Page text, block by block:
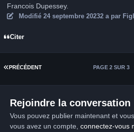
Francois Dupessey.
Modifié 24 septembre 20232 apar
Citer
PREMIÈRE PAGE
PRÉCÉDENT PAGE 2 SUR 3
Rejoindre la conversation
Vous pouvez publier maintenant et
vous avez un compte, connectez-vous